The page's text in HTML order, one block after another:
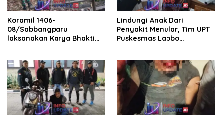
Koramil 1406-
08/Sabbangparu
laksanakan Karya Bhakti
Lindungi Anak Dari
Penyakit Menular, Tim UPT
Puskesmas Labbo